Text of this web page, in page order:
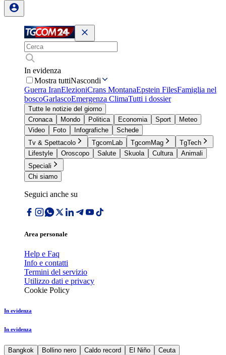
In evidenza
Mostra tuttiNascondi
Guerra IranElezioniCrans MontanaEpstein FilesFamiglia nel
boscoGarlascoEmergenza ClimaTutti i dossier
Tutte le notizie del giorno
Cronaca
Mondo Politica Economia Sport
Meteo
Video
Foto Infografiche
Schede
Tv & Spettacolo
TgcomLab TgcomMag
TgTech
Lifestyle
Oroscopo Salute Skuola Cultura
Animali
Speciali
Chi siamo
Seguici anche su
Area personale
Help e Faq
Info e contatti
Termini del servizio
Utilizzo dati e privacy
Cookie Policy
In evidenza
In evidenza
Bangkok Bollino nero Caldo record El Niño
Ceuta